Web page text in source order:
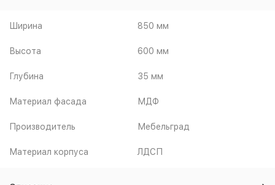
Ширина 850 мм
Высота 600 мм
Глубина 35 мм
Материал фасада МДФ
Производитель Мебельград
Материал корпуса ЛДСП